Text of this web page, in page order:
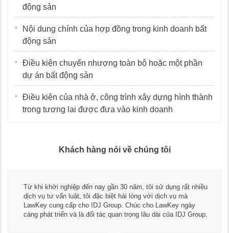
động sản
Nội dung chính của hợp đồng trong kinh doanh bất
động sản
Điều kiện chuyển nhượng toàn bộ hoặc một phần
dự án bất động sản
Điều kiện của nhà ở, công trình xây dựng hình thành
trong tương lai được đưa vào kinh doanh
Khách hàng nói về chúng tôi
khởi nghiệp đến nay gần 30 năm, tôi sử dụng rất nhiều
vụ tư vấn luật, tôi đặc biệt hài lòng với dịch vụ mà
cung cấp cho IDJ Group. Chúc cho LawKey ngày
phát triển và là đối tác quan trọng lâu dài của IDJ Group.